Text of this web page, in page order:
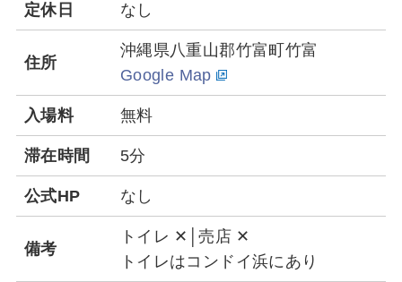
定休日 なし
住所
沖縄県八重山郡竹富町竹富
Google Map
入場料 無料
滞在時間 5分
公式HP なし
備考
トイレ ✕│売店 ✕
トイレはコンドイ浜にあり